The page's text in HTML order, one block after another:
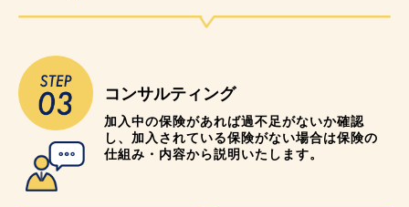
コンサルティング
加入中の保険があれば過不足がないか確認
し、加入されている保険がない場合は保険の
仕組み・内容から説明いたします。